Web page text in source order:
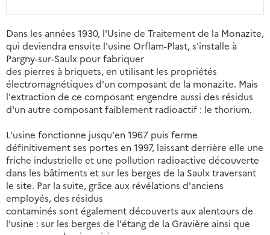
Dans les années 1930, l'Usine de Traitement de la Monazite,
qui deviendra ensuite l'usine Orflam-Plast, s'installe à
Pargny-sur-Saulx pour fabriquer
des pierres à briquets, en utilisant les propriétés
électromagnétiques d'un composant de la monazite. Mais
l'extraction de ce composant engendre aussi des résidus
d'un autre composant faiblement radioactif : le thorium.
L'usine fonctionne jusqu'en 1967 puis ferme
définitivement ses portes en 1997, laissant derrière elle une
friche industrielle et une pollution radioactive découverte
dans les bâtiments et sur les berges de la Saulx traversant
le site. Par la suite, grâce aux révélations d'anciens
employés, des résidus
contaminés sont également découverts aux alentours de
l'usine : sur les berges de l'étang de la Gravière ainsi que